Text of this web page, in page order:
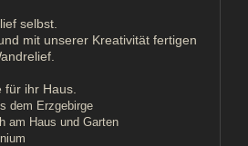
selbst.
mit unserer Kreativität fertigen
ihr Haus.
dem Erzgebirge
am Haus und Garten